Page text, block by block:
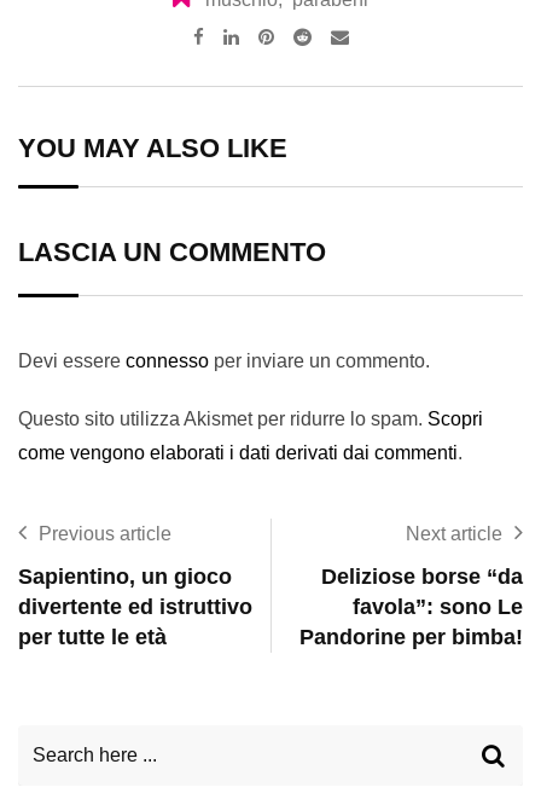
Pinterest
RedditShare
YOU MAY ALSO LIKE
LASCIA UN COMMENTO
Devi essere connesso per inviare un commento.
Questo sito utilizza Akismet per ridurre lo spam. Scopri
come vengono elaborati i dati derivati dai commenti.
Previous article
Sapientino, un gioco
divertente ed istruttivo
per tutte le età
Next article
Deliziose borse “da
favola”: sono Le
Pandorine per bimba!